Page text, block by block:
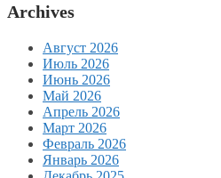
Archives
Август 2026
Июль 2026
Июнь 2026
Май 2026
Апрель 2026
Март 2026
Февраль 2026
Январь 2026